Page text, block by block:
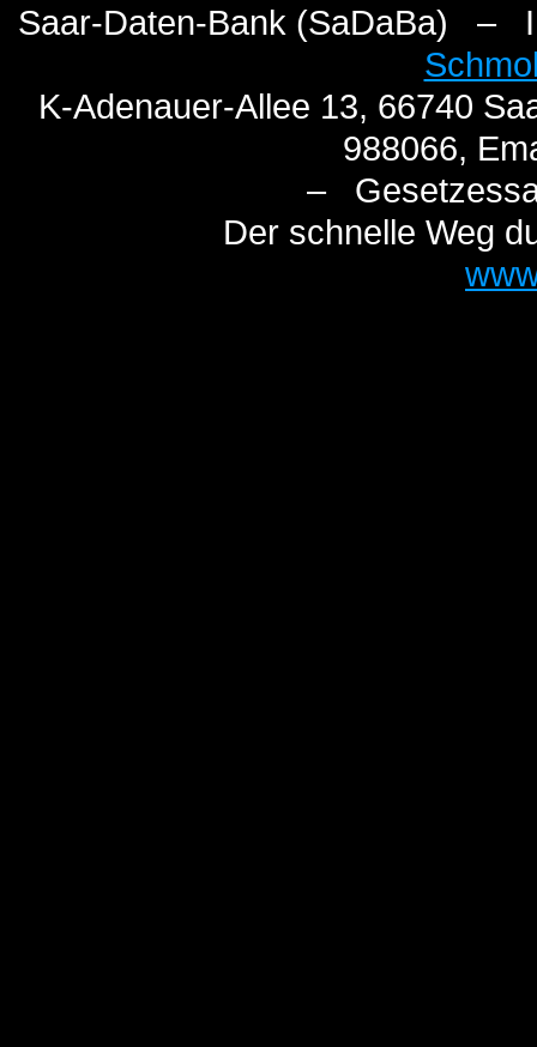
Saar-Daten-Bank (SaDaBa)
K-Adenauer-Allee 13, 66740
988066,
–
Der schnelle Weg